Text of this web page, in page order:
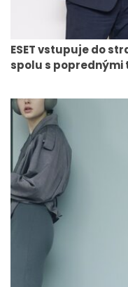
ESET vstupuje do
spolu s